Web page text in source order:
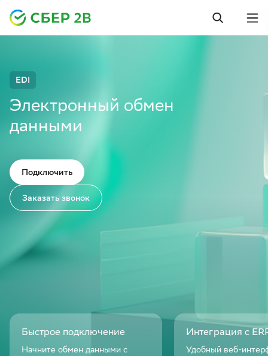
EDI
Электронный обмен
данными
Подключить
Заказать звонок
Быстрое подключение
Начните обмен данными с
Интеграция с
Удобный веб-